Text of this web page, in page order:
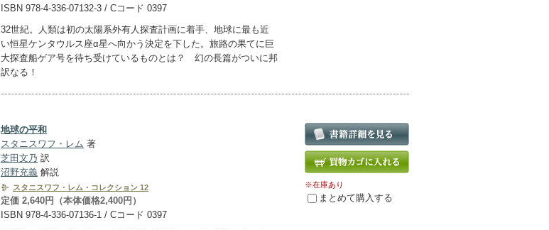
ISBN 978-4-336-07132-3 / Cコード 0397
32世紀。人類は初の太陽系外有人探査計画に着手、地球に最も近
い恒星ケンタウルス座α星へ向かう決定を下した。旅路の果てに巨
大探査船ゲア号を待ち受けているものとは？ 幻の長篇がついに邦
訳なる！
地球の平和
スタニスワフ・レム 著
芝田文乃 訳
沼野充義 解説
スタニスワフ・レム・コレクション 12
定価 2,640円（本体価格2,400円）
ISBN 978-4-336-07136-1 / Cコード 0397
※在庫あり
まとめて購入する